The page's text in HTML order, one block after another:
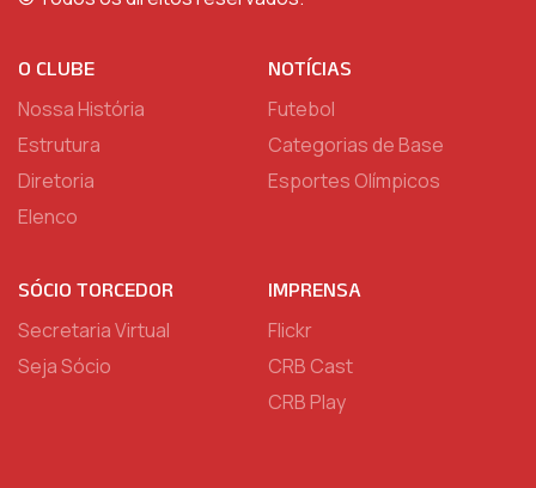
O CLUBE
Nossa História
Estrutura
Diretoria
Elenco
NOTÍCIAS
Futebol
Categorias de Base
Esportes Olímpicos
SÓCIO TORCEDOR
Secretaria Virtual
Seja Sócio
IMPRENSA
Flickr
CRB Cast
CRB Play